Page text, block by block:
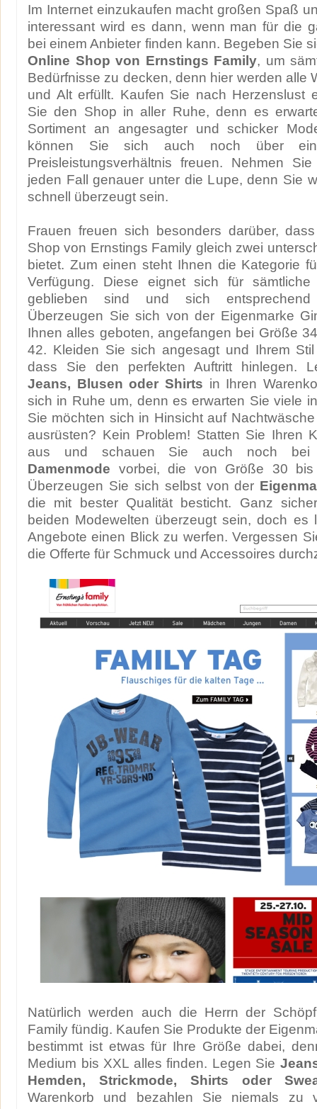
Im Internet einzukaufen macht großen Spaß
interessant wird es dann, wenn man für die
bei einem Anbieter finden kann. Begeben Sie
Online Shop von Ernstings Family, um
Bedürfnisse zu decken, denn hier werden alle
und Alt erfüllt. Kaufen Sie nach Herzenslust
Sie den Shop in aller Ruhe, denn es
Sortiment an angesagter und schicker
können Sie sich auch noch über ein
Preisleistungsverhältnis freuen. Nehmen
jeden Fall genauer unter die Lupe, denn Sie
schnell überzeugt sein.
Frauen freuen sich besonders darüber,
Shop von Ernstings Family gleich zwei
bietet. Zum einen steht Ihnen die Kategorie
Verfügung. Diese eignet sich für
geblieben sind und sich
Überzeugen Sie sich von der Eigenmarke
Ihnen alles geboten, angefangen bei Größe
42. Kleiden Sie sich angesagt und Ihrem
dass Sie den perfekten Auftritt hinlegen.
Jeans, Blusen oder Shirts in Ihren
sich in Ruhe um, denn es erwarten Sie viele
Sie möchten sich in Hinsicht auf
ausrüsten? Kein Problem! Statten Sie Ihren
aus und schauen Sie auch noch bei
Damenmode vorbei, die von Größe 30
Überzeugen Sie sich selbst von der
die mit bester Qualität besticht. Ganz
beiden Modewelten überzeugt sein, doch es
Angebote einen Blick zu werfen. Vergessen
die Offerte für Schmuck und Accessoires
Natürlich werden auch die Herrn der
Family fündig. Kaufen Sie Produkte der
bestimmt ist etwas für Ihre Größe dabei,
Medium bis XXL alles finden. Legen Sie
Hemden, Strickmode, Shirts oder
Warenkorb und bezahlen Sie niemals zu